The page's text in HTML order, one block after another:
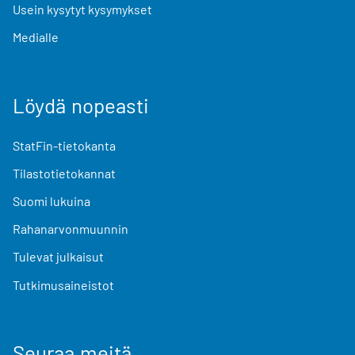
Usein kysytyt kysymykset
Medialle
Löydä nopeasti
StatFin-tietokanta
Tilastotietokannat
Suomi lukuina
Rahanarvonmuunnin
Tulevat julkaisut
Tutkimusaineistot